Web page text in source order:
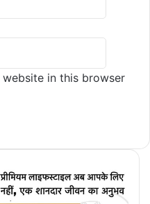
website in this browser